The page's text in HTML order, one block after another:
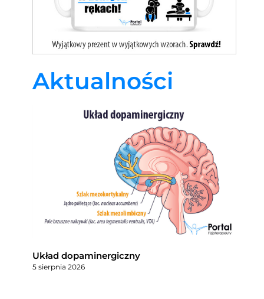
Aktualności
Układ dopaminergiczny
5 sierpnia 2026